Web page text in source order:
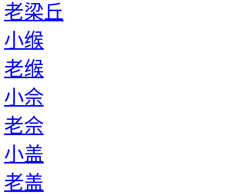
老梁丘
小缑
老缑
小佘
老佘
小盖
老盖